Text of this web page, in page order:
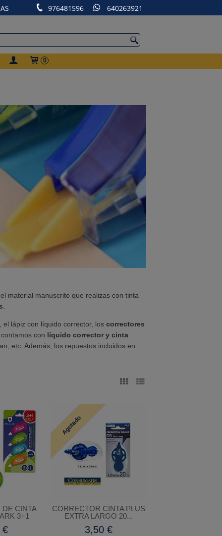
976481596 640263921
0
material manuscrito que realizas con tinta
.
el lápiz con líquido corrector, loscorrectores
con
líquido corrector y cinta
etc. Además, los repuestos incluidos en
DE CINTA
3+1
€
Agotado
CORRECTOR CINTA PLUS
EXTRA LARGO 20...
3,50 €